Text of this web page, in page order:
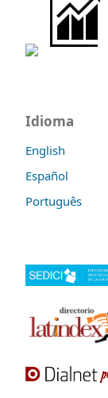
Idioma
English
Español
Português